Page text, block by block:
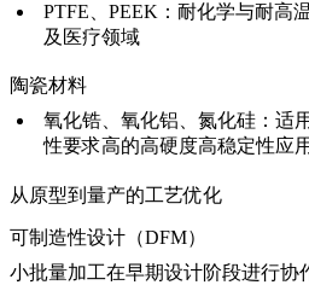
PTFE、PEEK：耐化学与耐高
及医疗领域
陶瓷材料
氧化锆、氧化铝、氮化硅：适
性要求高的高硬度高稳定性应用
从原型到量产的工艺优化
可制造性设计（DFM）
小批量加工在早期设计阶段进行协